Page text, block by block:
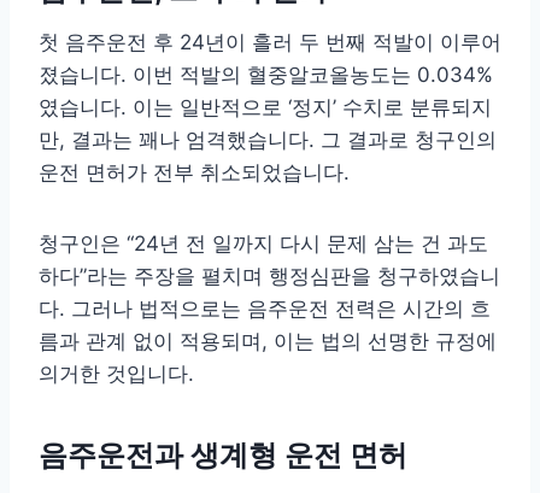
첫 음주운전 후 24년이 흘러 두 번째 적발이 이루어
졌습니다. 이번 적발의 혈중알코올농도는 0.034%
였습니다. 이는 일반적으로 ‘정지’ 수치로 분류되지
만, 결과는 꽤나 엄격했습니다. 그 결과로 청구인의
운전 면허가 전부 취소되었습니다.
청구인은 “24년 전 일까지 다시 문제 삼는 건 과도
하다”라는 주장을 펼치며 행정심판을 청구하였습니
다. 그러나 법적으로는 음주운전 전력은 시간의 흐
름과 관계 없이 적용되며, 이는 법의 선명한 규정에
의거한 것입니다.
음주운전과 생계형 운전 면허